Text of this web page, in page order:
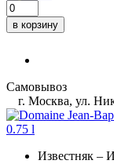
в корзину
Самовывоз
г. Москва, ул.
Известняк –